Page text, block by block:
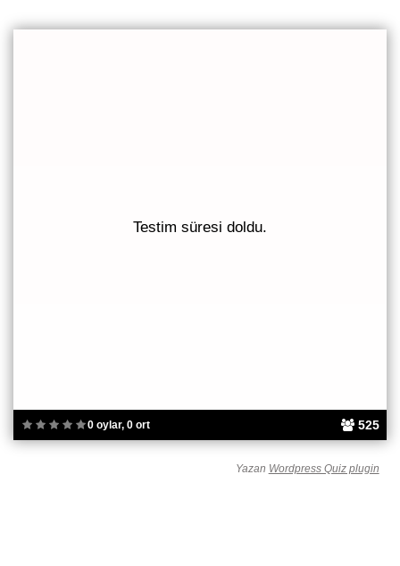
0 oylar, 0 ort 525
Testim süresi doldu.
Yazan Wordpress Quiz plugin